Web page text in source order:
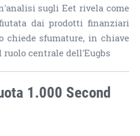
sugli Eet rivela come
dai prodotti finanziari
chiede sfumature, in chiave
centrale dell'Eugbs
1.000 Second